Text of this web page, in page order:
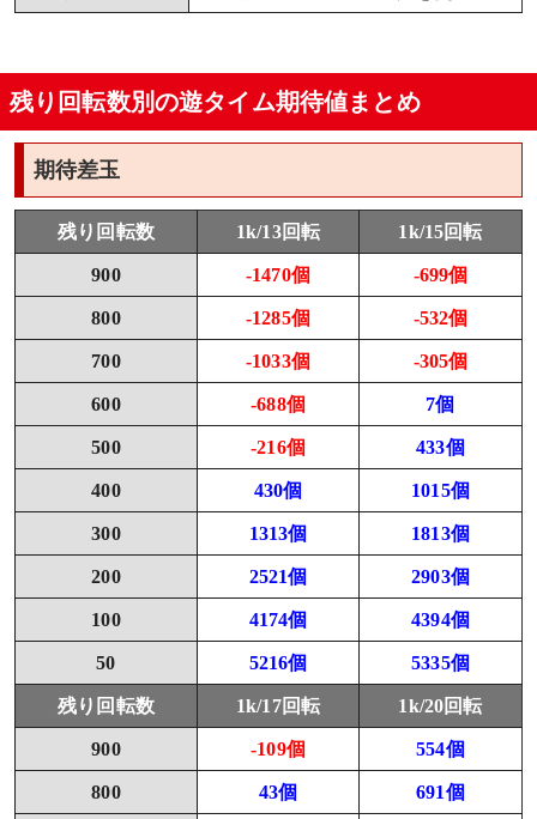
残り回転数別の遊タイム期待値まとめ
期待差玉
残り回転数 1k/13回転 1k/15回転
900 -1470個 -699個
800 -1285個 -532個
700 -1033個 -305個
600 -688個 7個
500 -216個 433個
400 430個 1015個
300 1313個 1813個
200 2521個 2903個
100 4174個 4394個
50 5216個 5335個
残り回転数 1k/17回転 1k/20回転
900 -109個 554個
800 43個 691個